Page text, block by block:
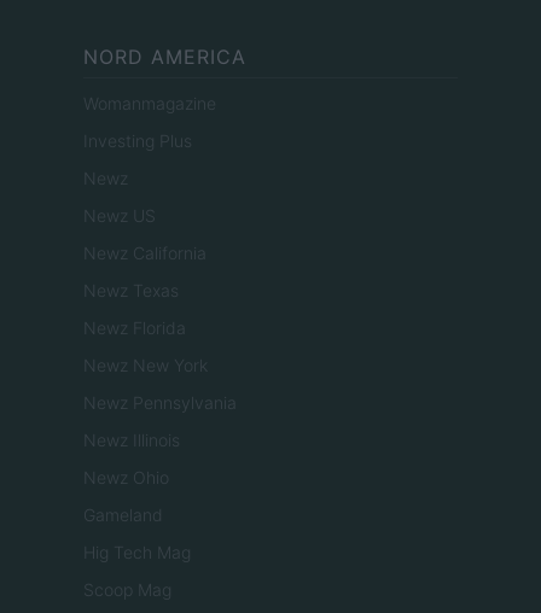
NORD AMERICA
Womanmagazine
Investing Plus
Newz
Newz US
Newz California
Newz Texas
Newz Florida
Newz New York
Newz Pennsylvania
Newz Illinois
Newz Ohio
Gameland
Hig Tech Mag
Scoop Mag